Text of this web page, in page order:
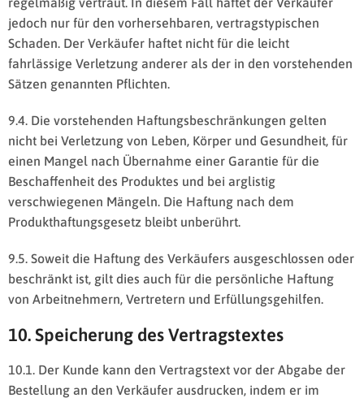
jedoch nur für den vorhersehbaren, vertragstypischen
Schaden. Der Verkäufer haftet nicht für die leicht
fahrlässige Verletzung anderer als der in den vorstehenden
Sätzen genannten Pflichten.
9.4. Die vorstehenden Haftungsbeschränkungen gelten
nicht bei Verletzung von Leben, Körper und Gesundheit, für
einen Mangel nach Übernahme einer Garantie für die
Beschaffenheit des Produktes und bei arglistig
verschwiegenen Mängeln. Die Haftung nach dem
Produkthaftungsgesetz bleibt unberührt.
9.5. Soweit die Haftung des Verkäufers ausgeschlossen oder
beschränkt ist, gilt dies auch für die persönliche Haftung
von Arbeitnehmern, Vertretern und Erfüllungsgehilfen.
10. Speicherung des Vertragstextes
10.1. Der Kunde kann den Vertragstext vor der Abgabe der
Bestellung an den Verkäufer ausdrucken, indem er im